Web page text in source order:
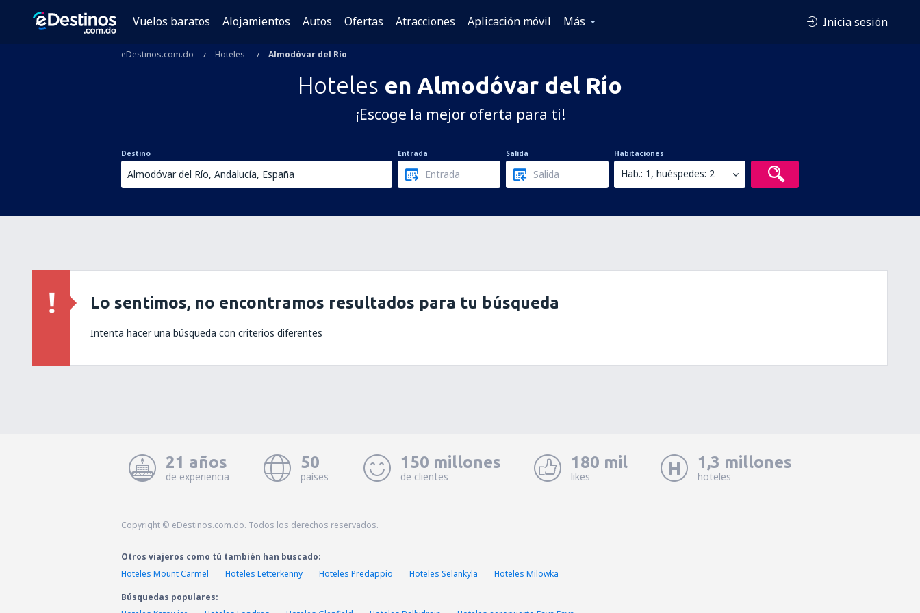
Vuelos baratos Alojamientos Autos Ofertas Atracciones Aplicación móvil Más Inicia sesión
eDestinos.com.do Hoteles Almodóvar del Río
Hoteles en Almodóvar del Río
¡Escoge la mejor oferta para ti!
Destino Entrada Salida Habitaciones
Hab.: 1, huéspedes: 2
Lo sentimos, no encontramos resultados para tu búsqueda
Intenta hacer una búsqueda con criterios diferentes
21 años
de experiencia
50
países
150 millones
de clientes
180 mil
likes
1,3 millones
hoteles
Copyright © eDestinos.com.do. Todos los derechos reservados.
Otros viajeros como tú también han buscado:
Hoteles Mount Carmel
Hoteles Letterkenny Hoteles Predappio Hoteles Selankyla
Hoteles Milowka
Búsquedas populares: